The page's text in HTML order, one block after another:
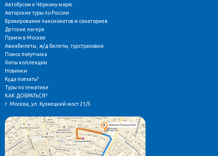
Автобусом к Чёрному морю
Авторские туры по России
Бронирование пансионатов и санаториев
Детские лагеря
Прием в Москве
Авиабилеты, ж/д билеты, турстраховки
Поиск попутчика
Хиты коллекции
Новинки
Куда поехать?
Туры по тематике
КАК ДОБРАТЬСЯ?
г. Москва, ул. Кузнецкий мост 21/5